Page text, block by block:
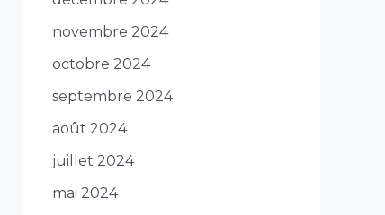
novembre 2024
octobre 2024
septembre 2024
août 2024
juillet 2024
mai 2024